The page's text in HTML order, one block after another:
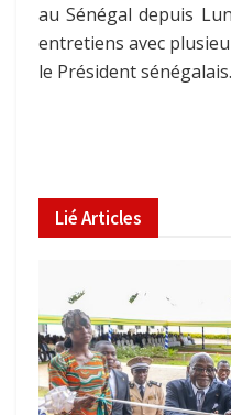
au Sénégal depuis
entretiens avec
le Président sénégalais.
LiéArticles